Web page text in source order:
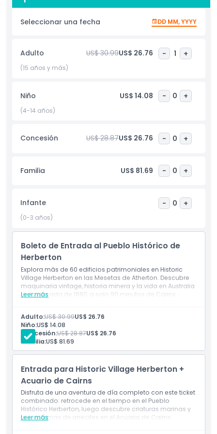
australianas raras, coleccionables, maquinaria antigua y
vehículos clásicos. Aprende sobre el pasado pionero de
Australia con exhibiciones interactivas, demostraciones en
escolares y fines de semana. Los visitantes pueden probar
artesanías tradicionales, explorar técnicas mineras
antiguas o incluso vestirse con ropa vintage para una
con una sala de té en funcionamiento y áreas de picnic,
haciéndolo perfecto para una visita de día completo.
Ideal para familias, aficionados a la historia y cualquiera
Pueblo Histórico Herberton es una atracción obligatoria
cerca de Cairns. Estacionamiento gratuito en el lugar
Inclusiones
Política para Niños y Adultos
Exclusiones
Cosas a Saber
Ubicación
Cómo Llegar
Cómo Canjear
Seleccionar una fecha DD MM, YYYY
Adulto US$ 30.99US$ 26.76 - 1 +
(15 años y más)
Niño US$ 14.08 - 0 +
(4-14 años)
Concesión US$ 28.87US$ 26.76 - 0 +
Familia US$ 81.69 - 0 +
Infante - 0 +
(0-3 años)
Boleto de Entrada al Pueblo Histórico de
Herberton
Explora más de 60 edificios patrimoniales en Historic
Village Herberton en las Mesetas de Atherton. Descubre
maquinaria vintage, historia minera y la vida en Australia
en la década de 1880, a solo 90 minutos de Cairns.
Leer más
Adulto:US$ 30.99US$ 26.76
Niño:US$ 14.08
Concesión:US$ 28.87US$ 26.76
Familia:US$ 81.69
Entrada para Historic Village Herberton +
Acuario de Cairns
Disfruta de una aventura de día completo con este ticket
combinado: retrocede en el tiempo en el Pueblo
Histórico Herberton, luego descubre criaturas marinas y
ecosistemas de arrecifes en el Acuario de Cairns.
Leer más